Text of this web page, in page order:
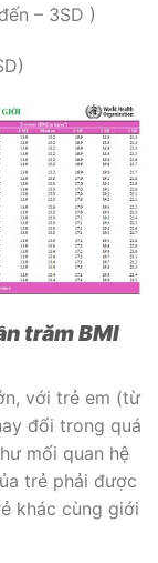
– 3SD )
trăm BMI
với trẻ em (từ
đổi trong quá
mối quan hệ
trẻ phải được
khác cùng giới